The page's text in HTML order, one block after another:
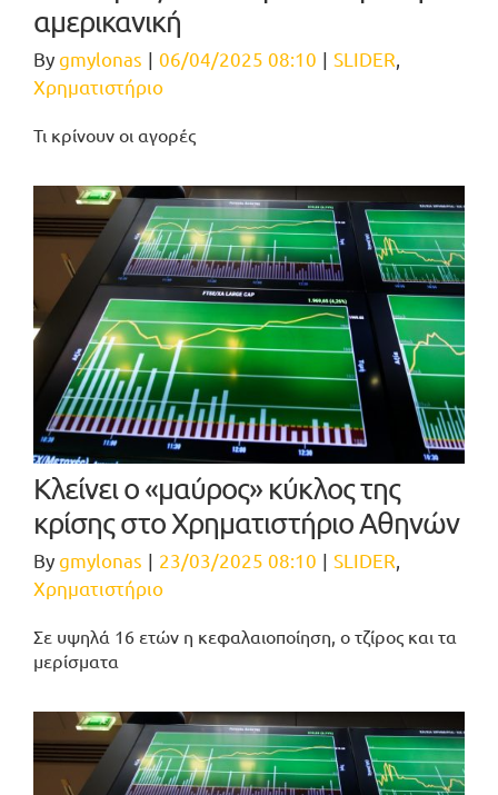
αμερικανική
Bygmylonas | 06/04/2025 08:10 | SLIDER,
Χρηματιστήριο
Τι κρίνουν οι αγορές
Κλείνει ο «μαύρος» κύκλος της
κρίσης στο Χρηματιστήριο Αθηνών
Bygmylonas | 23/03/2025 08:10 | SLIDER,
Χρηματιστήριο
Σε υψηλά 16 ετών η κεφαλαιοποίηση, ο τζίρος και τα
μερίσματα